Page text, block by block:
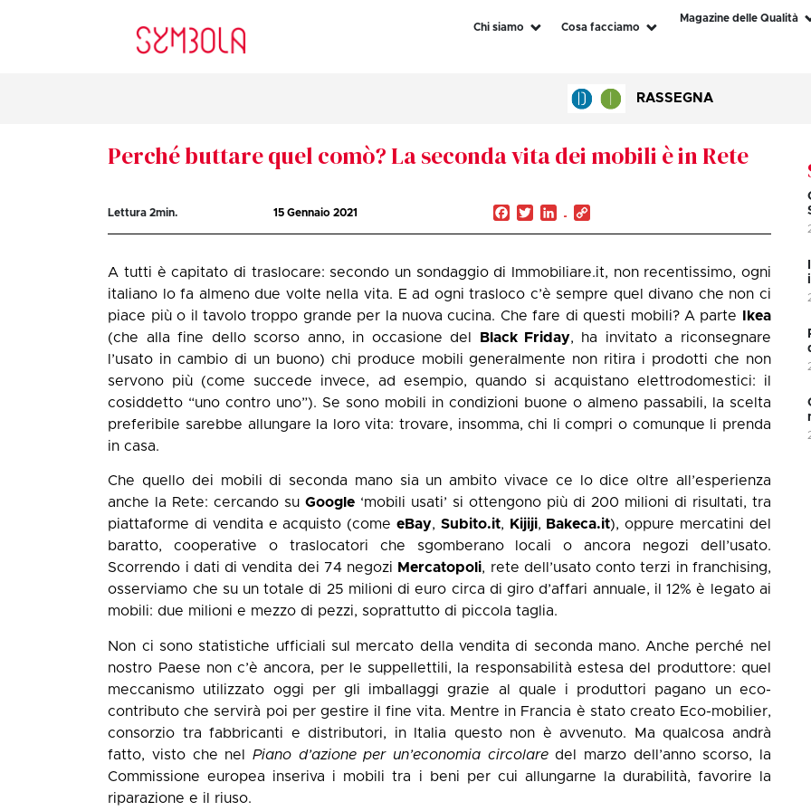
Chi siamo Cosa facciamo
Magazine delle Qualità
RASSEGNA
Perché buttare quel comò? La seconda vita dei mobili è in Rete
Lettura2min. 15 Gennaio 2021 Facebook
TwitterLinkedIn
A tutti è capitato di traslocare: secondo un sondaggio di Immobiliare.it, non recentissimo, ogni
italiano lo fa almeno due volte nella vita. E ad ogni trasloco c’è sempre quel divano che non ci
piace più o il tavolo troppo grande per la nuova cucina. Che fare di questi mobili? A parte
Ikea
(che alla fine dello scorso anno, in occasione del
Black Friday, ha invitato a riconsegnare
l’usato in cambio di un buono) chi produce mobili generalmente non ritira i prodotti che non
servono più (come succede invece, ad esempio, quando si acquistano elettrodomestici: il
cosiddetto “uno contro uno”). Se sono mobili in condizioni buone o almeno passabili, la scelta
preferibile sarebbe allungare la loro vita: trovare, insomma, chi li compri o comunque li prenda
in casa.
Che quello dei mobili di seconda mano sia un ambito vivace ce lo dice oltre all’esperienza
anche la Rete: cercando suGoogle ‘mobili usati’ si ottengono più di 200 milioni di risultati, tra
piattaforme di vendita e acquisto (comeeBay, Subito.it, Kijiji, Bakeca.it), oppure mercatini del
baratto, cooperative o traslocatori che sgomberano locali o ancora negozi dell’usato.
Scorrendo i dati di vendita dei 74 negozi Mercatopoli, rete dell’usato conto terzi in franchising,
osserviamo che su un totale di 25 milioni di euro circa di giro d’affari annuale, il 12% è legato ai
mobili: due milioni e mezzo di pezzi, soprattutto di piccola taglia.
Non ci sono statistiche ufficiali sul mercato della vendita di seconda mano. Anche perché nel
nostro Paese non c’è ancora, per le suppellettili, la responsabilità estesa del produttore: quel
meccanismo utilizzato oggi per gli imballaggi grazie al quale i produttori pagano un eco-
contributo che servirà poi per gestire il fine vita. Mentre in Francia è stato creato Eco-mobilier,
consorzio tra fabbricanti e distributori, in Italia questo non è avvenuto. Ma qualcosa andrà
fatto, visto che nel Piano d’azione per un’economia circolaredel marzo dell’anno scorso, la
Commissione europea inseriva i mobili tra i beni per cui allungarne la durabilità, favorire la
riparazione e il riuso.